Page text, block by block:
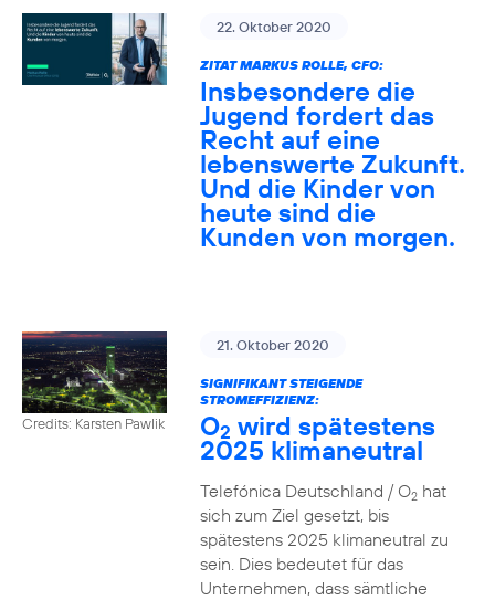
22. Oktober 2020
ZITAT MARKUS ROLLE, CFO:
Insbesondere die
Jugend fordert das
Recht auf eine
lebenswerte Zukunft.
Und die Kinder von
heute sind die
Kunden von morgen.
Credits: Karsten Pawlik
21. Oktober 2020
SIGNIFIKANT STEIGENDE
STROMEFFIZIENZ:
O2 wird spätestens
2025 klimaneutral
Telefónica Deutschland / O2hat
sich zum Ziel gesetzt, bis
spätestens 2025 klimaneutral zu
sein. Dies bedeutet für das
Unternehmen, dass sämtliche